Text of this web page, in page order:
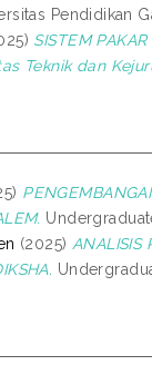
Pendidikan
SISTEM
Teknik dan
(2025) ANALISIS